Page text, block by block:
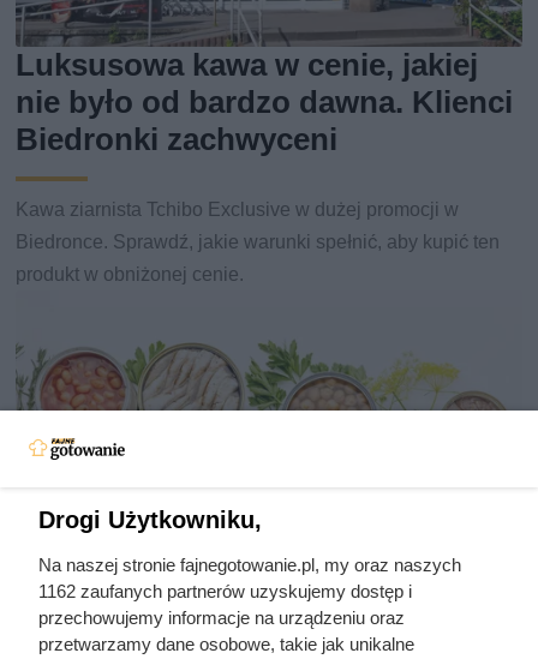
Luksusowa kawa w cenie, jakiej
nie było od bardzo dawna. Klienci
Biedronki zachwyceni
Kawa ziarnista Tchibo Exclusive w dużej promocji w
Biedronce. Sprawdź, jakie warunki spełnić, aby kupić ten
produkt w obniżonej cenie.
Drogi Użytkowniku,
Na naszej stronie fajnegotowanie.pl, my oraz naszych
1162 zaufanych partnerów uzyskujemy dostęp i
przechowujemy informacje na urządzeniu oraz
przetwarzamy dane osobowe, takie jak unikalne